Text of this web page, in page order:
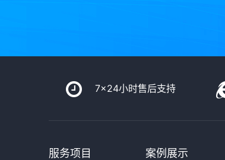
7x24小时售后支持
服务项目 案例展示